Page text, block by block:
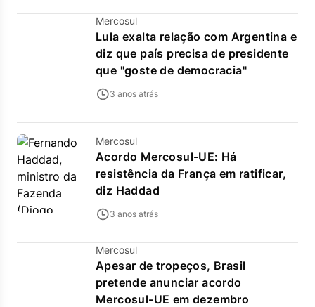
Mercosul
Lula exalta relação com Argentina e
diz que país precisa de presidente
que "goste de democracia"
3 anos atrás
Mercosul
Acordo Mercosul-UE: Há
resistência da França em ratificar,
diz Haddad
3 anos atrás
Mercosul
Apesar de tropeços, Brasil
pretende anunciar acordo
Mercosul-UE em dezembro